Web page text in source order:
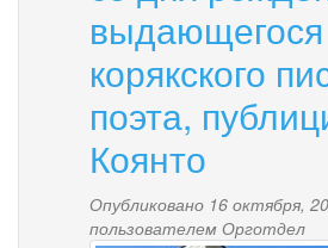
выдающегося
корякского
поэта,
Коянто
Опубликовано 16 октября,
пользователем Орготдел